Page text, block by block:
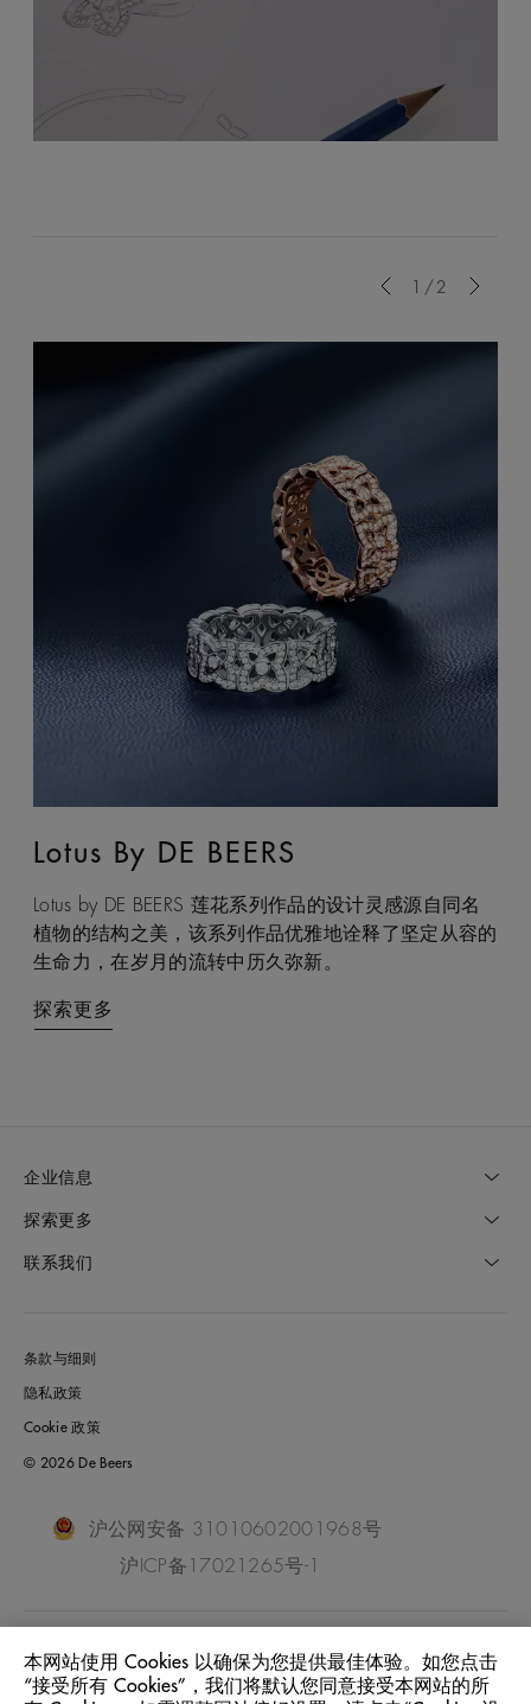
1/2
Lotus By DE BEERS
Lotus by DE BEERS 莲花系列作品的设计灵感源自同名
植物的结构之美，该系列作品优雅地诠释了坚定从容的
生命力，在岁月的流转中历久弥新。
探索更多
Talisman
Talisman 系列巧妙融合天然原钻与抛光钻石，以妙趣盎
然的感官互动，诠释大地摄人心魄的力量，成为庇佑之
力与双重能量的现代象征。
探索更多
企业信息
探索更多
联系我们
条款与细则
隐私政策
Cookie 政策
© 2026 De Beers
沪公网安备 31010602001968号
沪ICP备17021265号-1
位置: China Mainland
本网站使用 Cookies 以确保为您提供最佳体验。如您点击
“接受所有 Cookies”，我们将默认您同意接受本网站的所